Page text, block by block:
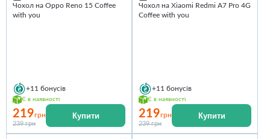
Чохол на Oppo Reno 15 Coffee
with you
+11 бонусів
Є в наявності
219грн
239 грн
Купити
Чохол на Xiaomi Redmi A7 Pro 4G
Coffee with you
+11 бонусів
Є в наявності
219грн
239 грн
Купити